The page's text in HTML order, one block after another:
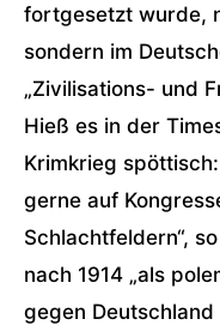
fortgesetzt wurde,
sondern im
„Zivilisations- und
Hieß es in der
Krimkrieg
gerne auf
Schlachtfeldern“,
nach 1914 „als
gegen